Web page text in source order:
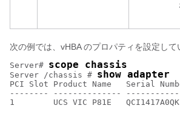
次の例では、vHBA のプロパティを設定して
Server# scope chassis
Server /chassis # show adapter
PCI Slot Product Name
-------- --------------
1        UCS VIC P81E